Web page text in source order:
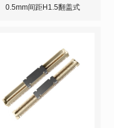
0.5mm间距H1.5翻盖式